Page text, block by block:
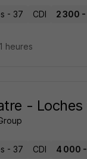
- 37 CDI 2 300 -
heures
- Loches
- 37 CDI 4 000